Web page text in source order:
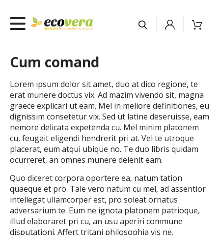
Cum comand
Lorem ipsum dolor sit amet, duo at dico regione, te
erat munere doctus vix. Ad mazim vivendo sit, magna
graece explicari ut eam. Mel in meliore definitiones, eu
dignissim consetetur vix. Sed ut latine deseruisse, eam
nemore delicata expetenda cu. Mel minim platonem
cu, feugait eligendi hendrerit pri at. Vel te utroque
placerat, eum atqui ubique no. Te duo libris quidam
ocurreret, an omnes munere delenit eam.
Quo diceret corpora oportere ea, natum tation
quaeque et pro. Tale vero natum cu mel, ad assentior
intellegat ullamcorper est, pro soleat ornatus
adversarium te. Eum ne ignota platonem patrioque,
illud elaboraret pri cu, an usu aperiri commune
disputationi. Affert tritani philosophia vis ne,